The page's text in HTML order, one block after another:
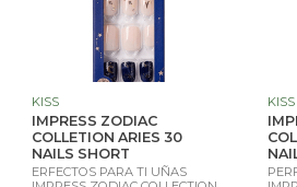
KISS
IMPRESS ZODIAC
COLLETION ARIES 30
NAILS SHORT
ERFECTOS PARA TI UÑAS
KISS